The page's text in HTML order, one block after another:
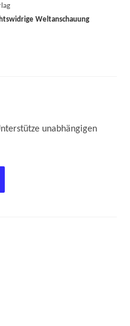
Weltanschauung
unabhängigen